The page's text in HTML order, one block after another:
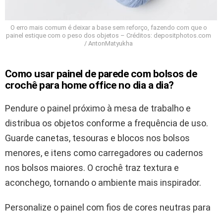
O erro mais comum é deixar a base sem reforço, fazendo com que o
painel estique com o peso dos objetos – Créditos: depositphotos.com
/ AntonMatyukha
Como usar painel de parede com bolsos de
crochê para home office no dia a dia?
Pendure o painel próximo à mesa de trabalho e
distribua os objetos conforme a frequência de uso.
Guarde canetas, tesouras e blocos nos bolsos
menores, e itens como carregadores ou cadernos
nos bolsos maiores. O crochê traz textura e
aconchego, tornando o ambiente mais inspirador.
Personalize o painel com fios de cores neutras para